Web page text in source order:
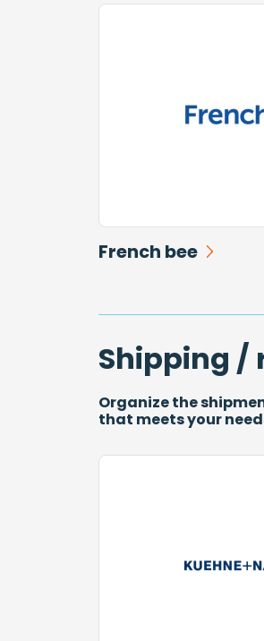
French bee
Shipping /
Organize the
that meets your